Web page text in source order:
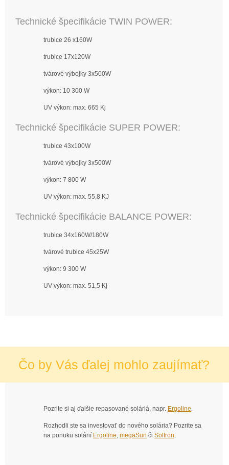
Technické špecifikácie TWIN POWER:
trubice 26 x160W
trubice 17x120W
tvárové výbojky 3x500W
výkon: 10 300 W
UV výkon: max. 665 Kj
Technické špecifikácie SUPER POWER:
trubice 43x100W
tvárové výbojky 3x500W
výkon: 7 800 W
UV výkon: max. 55,8 KJ
Technické špecifikácie BALANCE POWER:
trubice 34x160W/180W
tvárové trubice 45x25W
výkon: 9 300 W
UV výkon: max. 51,5 Kj
Čo by Vás ďalej mohlo zaujímať?
Pozrite si aj ďalšie repasované soláriá, napr. Ergoline.
Rozhodli ste sa investovať do nového solária? Pozrite sa
na ponuku solárií Ergoline, megaSun či Soltron.